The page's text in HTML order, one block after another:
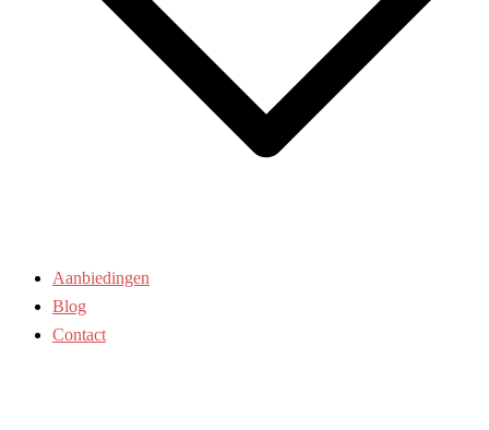
Aanbiedingen
Blog
Contact